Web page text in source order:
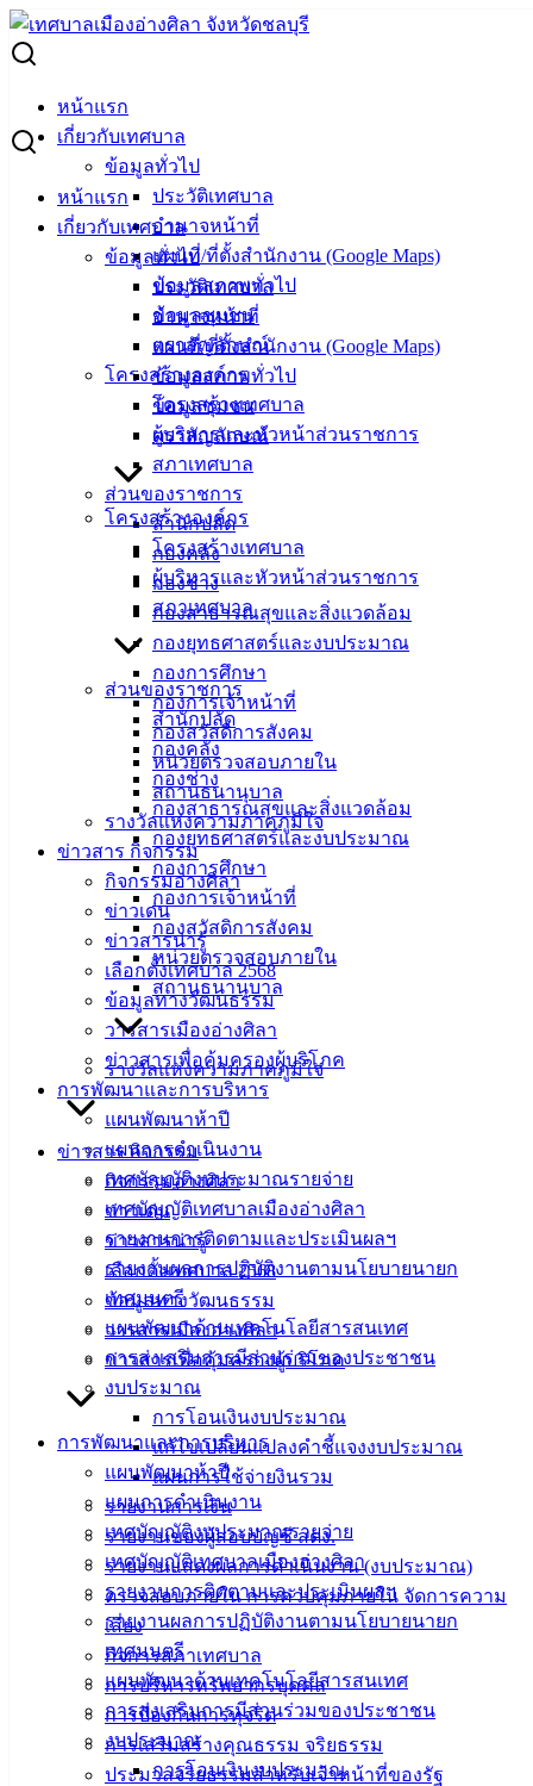
Skip
to
content
หน้าแรก
เกี่ยวกับเทศบาล
ข้อมูลทั่วไป
ประวัติเทศบาล
อำนาจหน้าที่
แผนที่/ที่ตั้งสำนักงาน (Google Maps)
ข้อมูลสภาพทั่วไป
ข้อมูลชุมชน
ตราสัญลักษณ์
โครงสร้างองค์กร
โครงสร้างเทศบาล
ผู้บริหารและหัวหน้าส่วนราชการ
สภาเทศบาล
ส่วนของราชการ
สำนักปลัด
กองคลัง
กองช่าง
กองสาธารณสุขและสิ่งแวดล้อม
กองยุทธศาสตร์และงบประมาณ
กองการศึกษา
กองการเจ้าหน้าที่
กองสวัสดิการสังคม
หน่วยตรวจสอบภายใน
สถานธนานุบาล
รางวัลแห่งความภาคภูมิใจ
ข่าวสาร กิจกรรม
กิจกรรมอ่างศิลา
ข่าวเด่น
ข่าวสารน่ารู้
เลือกตั้งเทศบาล 2568
ข้อมูลทางวัฒนธรรม
วารสารเมืองอ่างศิลา
ข่าวสารเพื่อคุ้มครองผู้บริโภค
การพัฒนาและการบริหาร
แผนพัฒนาห้าปี
แผนการดำเนินงาน
เทศบัญญัติงบประมาณรายจ่าย
เทศบัญญัติเทศบาลเมืองอ่างศิลา
รายงานการติดตามและประเมินผลฯ
รายงานผลการปฏิบัติงานตามนโยบายนายก
เทศมนตรี
แผนพัฒนาด้านเทคโนโลยีสารสนเทศ
การส่งเสริมการมีส่วนร่วมของประชาชน
งบประมาณ
การโอนเงินงบประมาณ
แก้ไขเปลี่ยนแปลงคำชี้แจงงบประมาณ
แผนการใช้จ่ายงินรวม
รายงานการเงิน
รายงานของผู้สอบบัญชี สตง.
รายงานแสดงผลการดำเนินงาน (งบประมาณ)
ตรวจสอบภายใน การควบคุมภายใน จัดการความ
เสี่ยง
กิจการสภาเทศบาล
การบริหารทรัพยากรบุคคล
การป้องกันการทุจริต
การเสริมสร้างคุณธรรม จริยธรรม
ประมวลจริยธรรมสำหรับเจ้าหน้าที่ของรัฐ
หน้าแรก
เกี่ยวกับเทศบาล
ข้อมูลทั่วไป
ประวัติเทศบาล
อำนาจหน้าที่
แผนที่/ที่ตั้งสำนักงาน (Google Maps)
ข้อมูลสภาพทั่วไป
ข้อมูลชุมชน
ตราสัญลักษณ์
โครงสร้างองค์กร
โครงสร้างเทศบาล
ผู้บริหารและหัวหน้าส่วนราชการ
สภาเทศบาล
ส่วนของราชการ
สำนักปลัด
กองคลัง
กองช่าง
กองสาธารณสุขและสิ่งแวดล้อม
กองยุทธศาสตร์และงบประมาณ
กองการศึกษา
กองการเจ้าหน้าที่
กองสวัสดิการสังคม
หน่วยตรวจสอบภายใน
สถานธนานุบาล
รางวัลแห่งความภาคภูมิใจ
ข่าวสาร กิจกรรม
กิจกรรมอ่างศิลา
ข่าวเด่น
ข่าวสารน่ารู้
เลือกตั้งเทศบาล 2568
ข้อมูลทางวัฒนธรรม
วารสารเมืองอ่างศิลา
ข่าวสารเพื่อคุ้มครองผู้บริโภค
การพัฒนาและการบริหาร
แผนพัฒนาห้าปี
แผนการดำเนินงาน
เทศบัญญัติงบประมาณรายจ่าย
เทศบัญญัติเทศบาลเมืองอ่างศิลา
รายงานการติดตามและประเมินผลฯ
รายงานผลการปฏิบัติงานตามนโยบายนายก
เทศมนตรี
แผนพัฒนาด้านเทคโนโลยีสารสนเทศ
การส่งเสริมการมีส่วนร่วมของประชาชน
งบประมาณ
การโอนเงินงบประมาณ
Search
ข้อมูลข่าวสารด้านการคุ้มครองผู้บริโภค
ข้อมูลข่าวสารด้านการคุ้มครองผู้บริโภค
กันยายน 27, 2023เมษายน 18, 2025
ข่าวสารน่ารู้,ข่าวสารเพื่อคุ้มครองผู้บริโภค,คลังความรู้
เลือกคาร์ซีทมีคุณภาพ-เด็กน้อยปลอดภัย
เทศบาล
เมืองอ่าง
สำนักงาน
เทศบาลเมือง
อ่างศิลา 90/338
ม.3 ต.เสม็ด
อ.เมือง จ.ชลบุรี
20000
142-100-104
บริการ
ประชาชน
ดาวน์โหลด
แบบ
ฟอร์ม,
เอกสาร